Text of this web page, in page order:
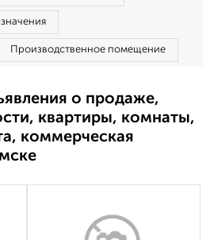
Производственное помещение
о продаже,
квартиры, комнаты,
коммерческая